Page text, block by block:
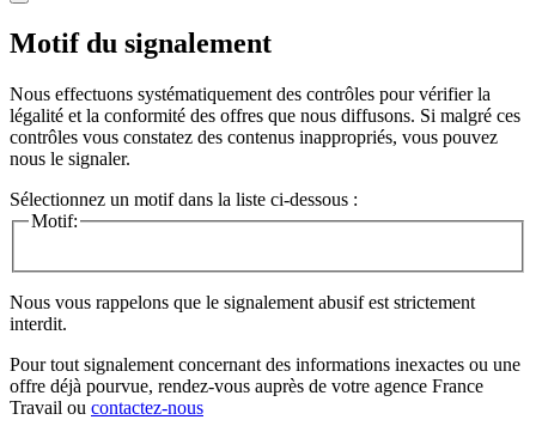
Motif du signalement
Nous effectuons systématiquement des contrôles pour vérifier la
légalité et la conformité des offres que nous diffusons. Si malgré ces
contrôles vous constatez des contenus inappropriés, vous pouvez
nous le signaler.
Sélectionnez un motif dans la liste ci-dessous :
Motif:
Nous vous rappelons que le signalement abusif est strictement
interdit.
Pour tout signalement concernant des informations inexactes ou une
offre déjà pourvue, rendez-vous auprès de votre agence France
Travail ou contactez-nous